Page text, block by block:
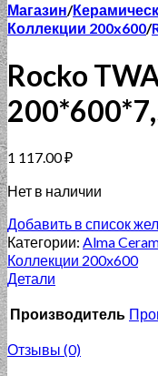
Магазин/
Коллекции 200x600/
Rocko
1 117.00₽
Нет в наличии
Добавить в список
Категории: Alma
Коллекции 200x600
Детали
Производитель
Отзывы (0)